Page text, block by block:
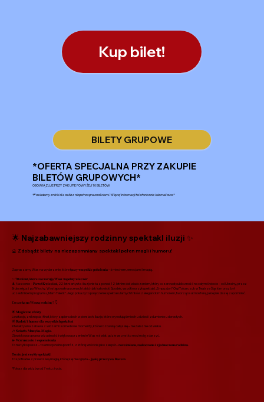
Kup bilet!
BILETY GRUPOWE
*OFERTA SPECJALNA PRZY ZAKUPIE
BILETÓW GRUPOWYCH*
OBOWIĄZUJE PRZY ZAKUPIE POWYŻEJ 10 BILETÓW
*Posiadamy zniżki dla osób z niepełnosprawnościami. Więcej informacji telefonicznie lub mailowo.*
🌟 Najzabawniejszy rodzinny spektakl iluzji ✨
🔮 Zdobądź bilety na niezapomniany spektakl pełen magii i humoru!
Zapraszamy Was na wydarzenie, które ł𝐚̨𝐜𝐳𝐲 𝐰𝐬𝐳𝐲𝐬𝐭𝐤𝐢𝐞 𝐩𝐨𝐤𝐨𝐥𝐞𝐧𝐢𝐚 – śmiechem, emocjami i magią.
✨ 𝟕𝟎 𝐦𝐢𝐧𝐮𝐭, 𝐤𝐭𝐨́𝐫𝐞 𝐳𝐚𝐜𝐳𝐚𝐫𝐮𝐣𝐚̨ 𝐖𝐚𝐬𝐳 𝐰𝐬𝐩𝐨́𝐥𝐧𝐲 𝐰𝐢𝐞𝐜𝐳𝐨́𝐫
🎩 Na scenie – 𝐏𝐚𝐰𝐞ł 𝐊𝐰𝐢𝐞𝐜𝐢𝐞𝐧́, 22-letni artysta i iluzjonista z ponad 12-letnim doświadczeniem, który oczarował publiczność na całym świecie – od Ukrainy, przez
Brukselę, aż po Włochy. Występował na scenach takich jak katowicki Spodek, współtworzył spektakl „Empuzjon” Olgi Tokarczuk w Teatrze Śląskim oraz był
uczestnikiem programu „Mam Talent”. Jego pokazy to połączenie spektakularnych trików z eleganckim humorem, tworzące atmosferę, jakiej nie da się zapomnieć.
𝐂𝐨 𝐜𝐳𝐞𝐤𝐚 𝐧𝐚 𝐖𝐚𝐬𝐳𝐚̨ 𝐫𝐨𝐝𝐳𝐢𝐧𝐞̨? 👇
🌟 𝐌𝐚𝐠𝐢𝐜𝐳𝐧𝐞 𝐞𝐟𝐞𝐤𝐭𝐲
Lewitacje, zniknięcia i finał, który zapiera dech w piersiach. Iluzje, które wywołują śmiech u dzieci i zdumienie u dorosłych.
🤣 𝐑𝐚𝐝𝐨𝐬́𝐜́ 𝐢 𝐡𝐮𝐦𝐨𝐫 𝐝𝐥𝐚 𝐰𝐬𝐳𝐲𝐬𝐭𝐤𝐢𝐜𝐡 𝐩𝐨𝐤𝐨𝐥𝐞𝐧́
Interaktywna zabawa z widzami i komediowe momenty, które rozbawią całą salę – niezależnie od wieku.
🎶 𝐒́𝐰𝐢𝐚𝐭ł𝐨. 𝐌𝐮𝐳𝐲𝐤𝐚. 𝐌𝐚𝐠𝐢𝐚.
Zjawiskowa oprawa wizualna i dźwiękowa przeniesie Was w świat, gdzie wszystko może się zdarzyć.
💫 𝐖𝐳𝐫𝐮𝐬𝐳𝐞𝐧𝐢𝐞 𝐢 𝐰𝐬𝐩𝐨𝐦𝐧𝐢𝐞𝐧𝐢𝐚
To nie tylko pokaz – to emocjonalna podróż, z której wrócicie jako zespół – 𝐫𝐨𝐳𝐞𝐬́𝐦𝐢𝐚𝐧𝐚, 𝐳𝐚𝐬𝐤𝐨𝐜𝐳𝐨𝐧𝐚 𝐢 𝐳𝐣𝐞𝐝𝐧𝐨𝐜𝐳𝐨𝐧𝐚 𝐫𝐨𝐝𝐳𝐢𝐧𝐚.
𝐓𝐨 𝐧𝐢𝐞 𝐣𝐞𝐬𝐭 𝐳𝐰𝐲𝐤ł𝐲 𝐬𝐩𝐞𝐤𝐭𝐚𝐤𝐥.
To spotkanie z prawdziwą magią, której się nie ogląda – 𝐣𝐚̨ 𝐬𝐢𝐞̨ 𝐩𝐫𝐳𝐞𝐳̇𝐲𝐰𝐚. 𝐑𝐚𝐳𝐞𝐦.
*Pokaz dla widzów od 7 roku życia.